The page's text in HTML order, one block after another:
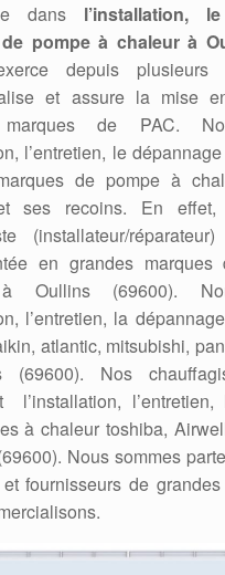
dans l’installation,
pompe à chaleur à
depuis plusieurs
et assure la mise
marques de PAC.
l’entretien, le
de pompe à
ses recoins. En effet,
(installateur/
en grandes
Oullins (69600).
l’entretien, la
atlantic, mitsubishi,
(69600). Nos
l’installation,
à chaleur toshiba,
Nous sommes
fournisseurs de